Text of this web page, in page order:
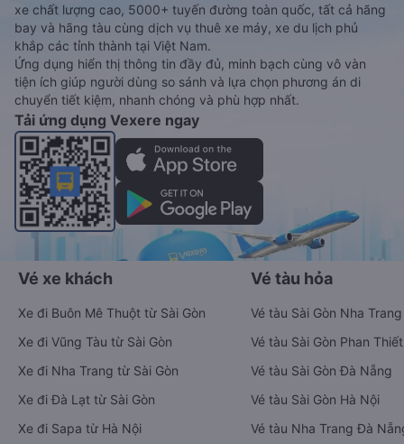
xe chất lượng cao, 5000+ tuyến đường toàn quốc, tất cả hãng
bay và hãng tàu cùng dịch vụ thuê xe máy, xe du lịch phủ
khắp các tỉnh thành tại Việt Nam.
Ứng dụng hiển thị thông tin đầy đủ, minh bạch cùng vô vàn
tiện ích giúp người dùng so sánh và lựa chọn phương án di
chuyển tiết kiệm, nhanh chóng và phù hợp nhất.
Tải ứng dụng Vexere ngay
Vé xe khách
Xe đi Buôn Mê Thuột từ Sài Gòn
Xe đi Vũng Tàu từ Sài Gòn
Xe đi Nha Trang từ Sài Gòn
Xe đi Đà Lạt từ Sài Gòn
Xe đi Sapa từ Hà Nội
Vé tàu hỏa
Vé tàu Sài Gòn Nha Trang
Vé tàu Sài Gòn Phan Thiết
Vé tàu Sài Gòn Đà Nẵng
Vé tàu Sài Gòn Hà Nội
Vé tàu Nha Trang Đà